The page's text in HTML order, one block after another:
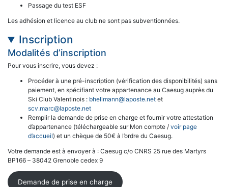
Passage du test ESF
Les adhésion et licence au club ne sont pas subventionnées.
Inscription
Modalités d’inscription
Pour vous inscrire, vous devez :
Procéder à une pré-inscription (vérification des disponibilités) sans
paiement, en spécifiant votre appartenance au Caesug auprès du
Ski Club Valentinois : bhellmann@laposte.net et
scv.marc@laposte.net
Remplir la demande de prise en charge et fournir votre attestation
d’appartenance (téléchargeable sur Mon compte / voir page
d’accueil) et un chèque de 50€ à l’ordre du Caesug.
Votre demande est à envoyer à : Caesug c/o CNRS 25 rue des Martyrs
BP166 – 38042 Grenoble cedex 9
Demande de prise en charge